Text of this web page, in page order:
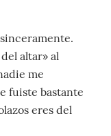
altar» al
me
fuiste bastante
eres del